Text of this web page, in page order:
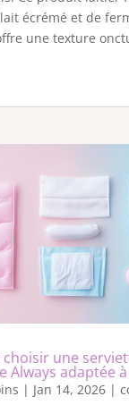
écrémé et de
une texture
une
Always adaptée
| Jan 14, 2026|